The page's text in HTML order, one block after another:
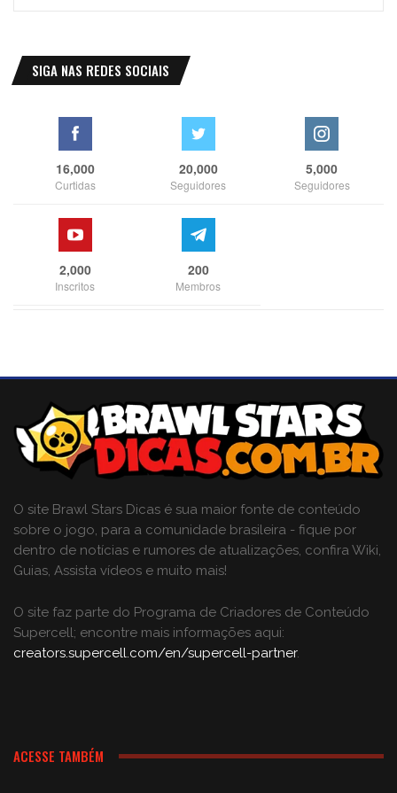
SIGA NAS REDES SOCIAIS
16,000
Curtidas
20,000
Seguidores
5,000
Seguidores
2,000
Inscritos
200
Membros
O site Brawl Stars Dicas é sua maior fonte de conteúdo
sobre o jogo, para a comunidade brasileira - fique por
dentro de notícias e rumores de atualizações, confira Wiki,
Guias, Assista vídeos e muito mais!
O site faz parte do Programa de Criadores de Conteúdo
Supercell; encontre mais informações aqui:
creators.supercell.com/en/supercell-partner.
ACESSE TAMBÉM